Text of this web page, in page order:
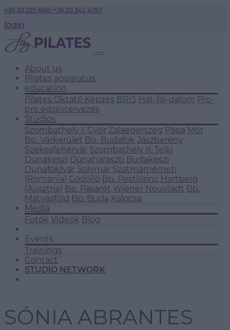
+36 30 225 6461 +36 20 342 4787
login
About us
Pilates apparatus
education
Pilates Oktató Képzés BRIS Hát-fáj-dalom Pro-
pro edzéstervezés
Studios
Szombathely I. Győr Zalaegerszeg Pápa Mór
Bp. Várkerület Bp. Budafok Jászberény
Székesfehérvár Szombathely II. Telki
Dunakeszi Dunaharaszti Budakeszi
Dunaföldvár Solymár Szatmárnémeti
(Románia) Gödöllő Bp. Pestlőrinc Hartberg
(Ausztria) Bp. Pasarét Wiener Neustadt Bp.
Mátyásföld Bp. Buda Kalocsa
Media
Fotók Videók Blog
Events
Trainings
Contact
STUDIO NETWORK
SÓNIA ABRANTES